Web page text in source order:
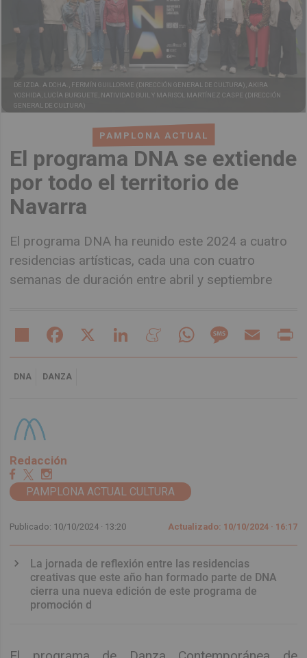
PAMPLONA ACTUAL
El programa DNA se extiende
por todo el territorio de
Navarra
El programa DNA ha reunido este 2024 a cuatro
residencias artísticas, cada una con cuatro
semanas de duración entre abril y septiembre
DE IZDA. A DCHA., FERMÍN GUILLORME (DIRECCIÓN GENERAL DE CULTURA), AKIRA
YOSHIDA, LUCÍA BURGUETE, NATIVIDAD BUIL Y MARISOL MARTÍNEZ CASPE (DIRECCIÓN
GENERAL DE CULTURA)
Share Facebook LinkedIn MeneameWhatsAppMessageEmail
DNA DANZA
Redacción
PAMPLONA ACTUAL CULTURA
Publicado: 10/10/2024 · 13:20 Actualizado: 10/10/2024 · 16:17
La jornada de reflexión entre las residencias
creativas que este año han formado parte de DNA
cierra una nueva edición de este programa de
promoción d